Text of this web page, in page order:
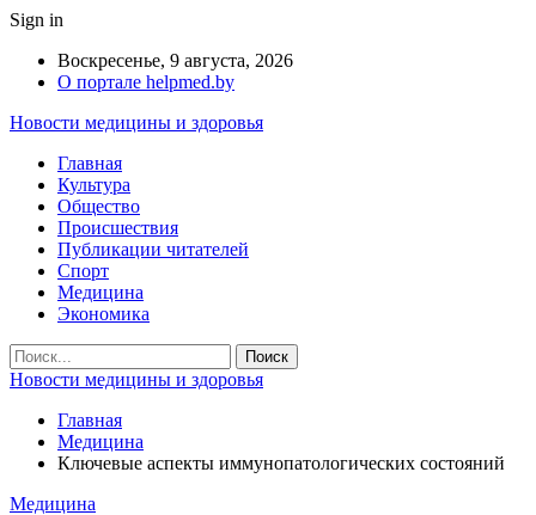
Sign in
Воскресенье, 9 августа, 2026
О портале helpmed.by
Новости медицины и здоровья
Главная
Культура
Общество
Происшествия
Публикации читателей
Спорт
Медицина
Экономика
Новости медицины и здоровья
Главная
Медицина
Ключевые аспекты иммунопатологических состояний
Медицина